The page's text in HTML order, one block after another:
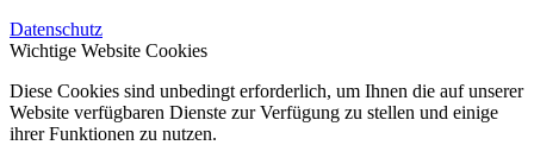
Datenschutz
Wichtige Website Cookies
Diese Cookies sind unbedingt erforderlich, um Ihnen die auf unserer
Website verfügbaren Dienste zur Verfügung zu stellen und einige
ihrer Funktionen zu nutzen.